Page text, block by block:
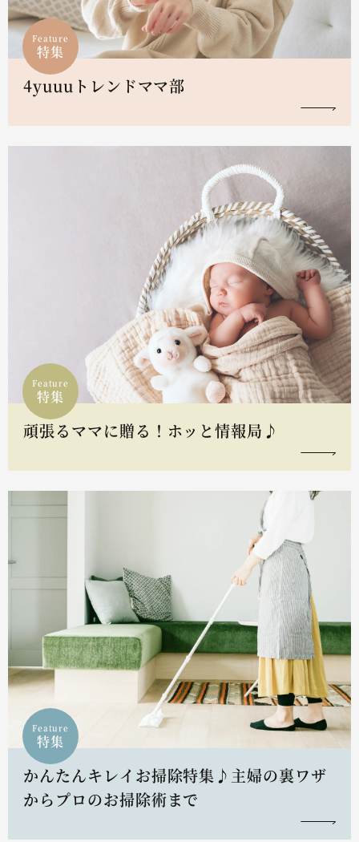
Feature
特集
4yuuuトレンドママ部
Feature
特集
頑張るママに贈る！ホッと情報局♪
Feature
特集
かんたんキレイお掃除特集♪主婦の裏ワザ
からプロのお掃除術まで